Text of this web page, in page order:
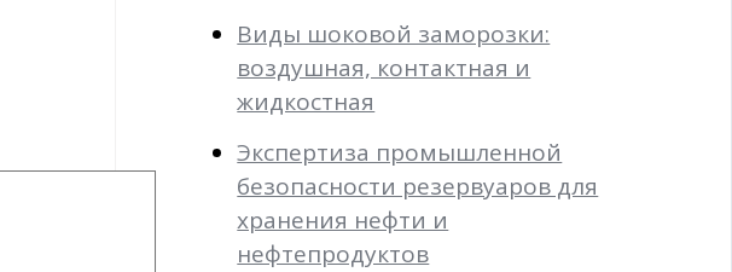
Виды шоковой заморозки:
воздушная, контактная и
жидкостная
Экспертиза промышленной
безопасности резервуаров для
хранения нефти и
нефтепродуктов